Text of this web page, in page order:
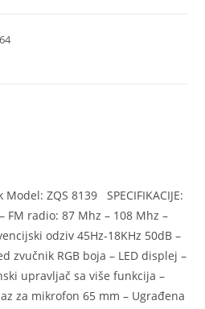
ZQS 8139 SPECIFIKACIJE:
FM radio: 87 Mhz – 108 Mhz –
odziv 45Hz-18KHz 50dB –
zvučnik RGB boja – LED displej –
upravljač sa više funkcija –
za mikrofon 65 mm – Ugrađena